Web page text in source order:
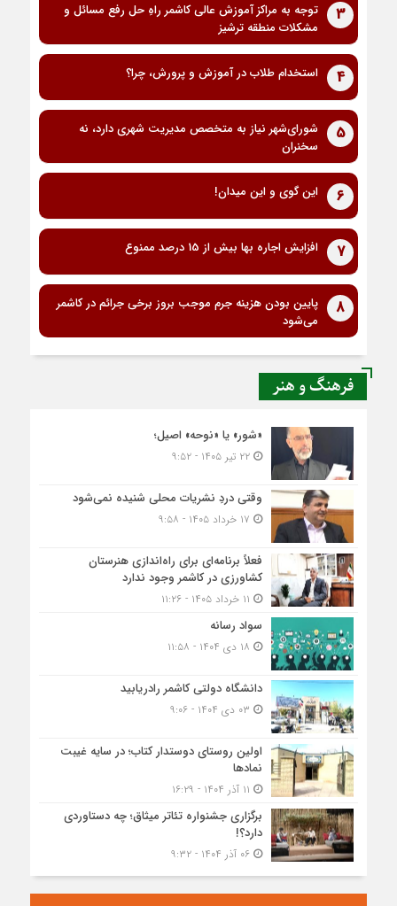
3
توجه به مراکز آموزش عالی کاشمر راهِ حل رفع مسائل و
مشکلات منطقه ترشیز
4 استخدام طلاب در آموزش و پرورش، چرا؟
5
شورای‌شهر نیاز به متخصص مدیریت شهری دارد، نه
سخنران
6 این گوی و این میدان!
7 افزایش اجاره بها بیش از 15 درصد ممنوع
8
پایین بودن هزینه جرم موجب بروز برخی جرائم در کاشمر
می‌شود
فرهنگ و هنر
«شور» یا «نوحه» اصیل؛
۲۲ تیر ۱۴۰۵ - ۹:۵۲
وقتی دردِ نشریات محلی شنیده نمی‌شود
فعلاً برنامه‌ای برای راه‌اندازی هنرستان
کشاورزی در کاشمر وجود ندارد
سواد رسانه
دانشگاه دولتی کاشمر‌ رادریابید
اولین روستای دوستدار کتاب؛ در سایه غیبت
نمادها
برگزاری جشنواره تئاتر میثاق؛ چه دستاوردی
دارد؟!
۰۶ آذر ۱۴۰۴ - ۹:۳۲